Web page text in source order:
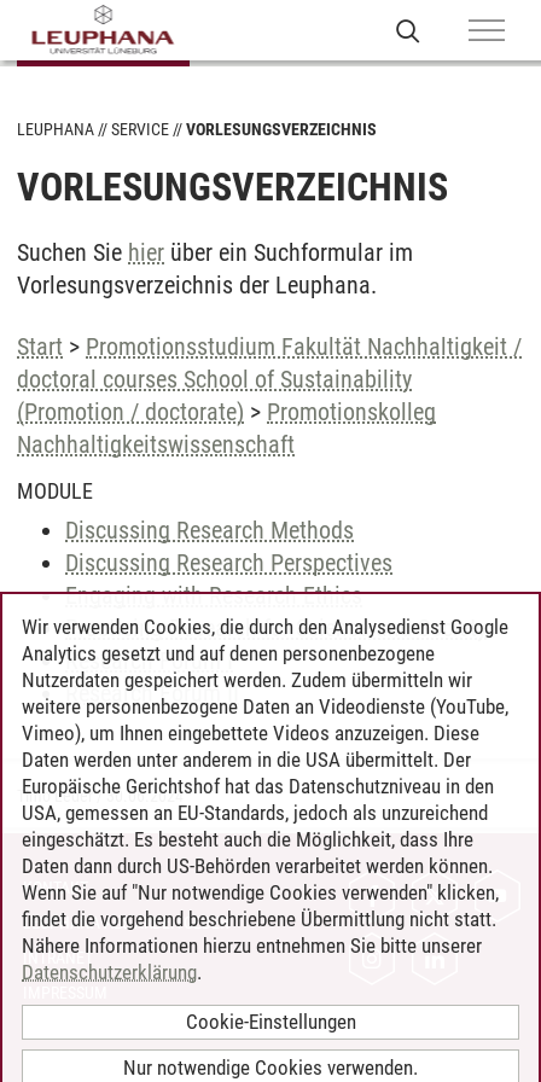
LEUPHANA SERVICE VORLESUNGSVERZEICHNIS
VORLESUNGSVERZEICHNIS
Suchen Sie hier über ein Suchformular im
Vorlesungsverzeichnis der Leuphana.
Start > Promotionsstudium Fakultät Nachhaltigkeit /
doctoral courses School of Sustainability
(Promotion / doctorate) > Promotionskolleg
Nachhaltigkeitswissenschaft
MODULE
Discussing Research Methods
Discussing Research Perspectives
Engaging with Research Ethics
Practicing Research for Science and Society
Research Forum I
Research Forum II
Timo Leder/30.06.2024
KONTAKT
LEUPHANA ALS ARBEITGEBER
INTRANET
BARRIEREFREIHEIT
Wir verwenden Cookies, die durch den Analysedienst Google
Analytics gesetzt und auf denen personenbezogene
Nutzerdaten gespeichert werden. Zudem übermitteln wir
weitere personenbezogene Daten an Videodienste (YouTube,
Vimeo), um Ihnen eingebettete Videos anzuzeigen. Diese
Daten werden unter anderem in die USA übermittelt. Der
Europäische Gerichtshof hat das Datenschutzniveau in den
USA, gemessen an EU-Standards, jedoch als unzureichend
eingeschätzt. Es besteht auch die Möglichkeit, dass Ihre
Daten dann durch US-Behörden verarbeitet werden können.
Wenn Sie auf "Nur notwendige Cookies verwenden" klicken,
findet die vorgehend beschriebene Übermittlung nicht statt.
Nähere Informationen hierzu entnehmen Sie bitte unserer
Datenschutzerklärung.
Cookie-Einstellungen
Nur notwendige Cookies verwenden.